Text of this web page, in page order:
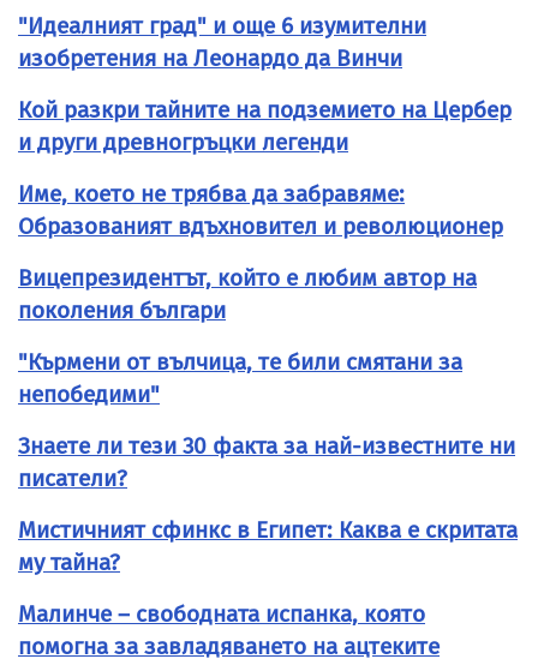
"Идеалният град" и още 6 изумителни
изобретения на Леонардо да Винчи
Кой разкри тайните на подземието на Цербер
и други древногръцки легенди
Име, което не трябва да забравяме:
Образованият вдъхновител и революционер
Вицепрезидентът, който е любим автор на
поколения българи
"Кърмени от вълчица, те били смятани за
непобедими"
Знаете ли тези 30 факта за най-известните ни
писатели?
Мистичният сфинкс в Египет: Каква е скритата
му тайна?
Малинче – свободната испанка, която
помогна за завладяването на ацтеките